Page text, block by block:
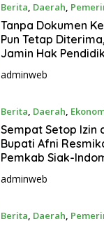
Berita, Daerah,
June 25, 2026
Tanpa Dokumen
Pun Tetap
Jamin Hak
SPMB 2026
adminweb
Berita, Daerah,
25, 2026
Sempat Setop Izin
Bupati Afni
Pemkab Siak-
adminweb
Berita, Daerah,